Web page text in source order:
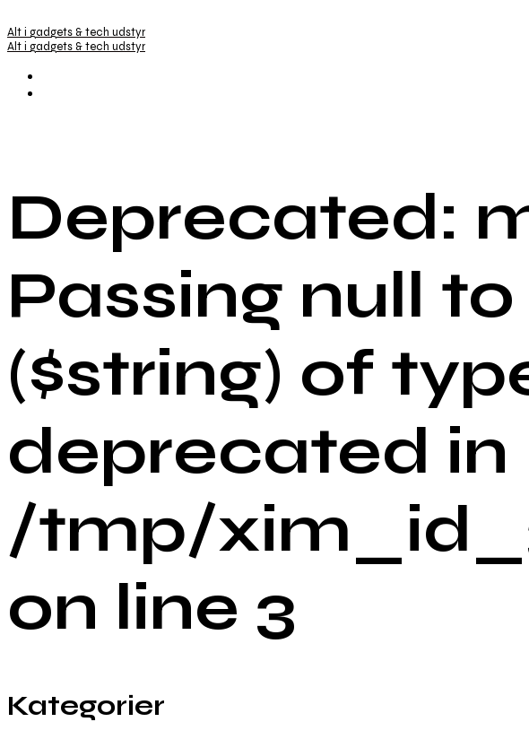
Alt i gadgets & tech udstyr
Alt i gadgets & tech udstyr
Deprecated:
Passing null
($string) of
deprecated in
/tmp/
on line 3
Kategorier